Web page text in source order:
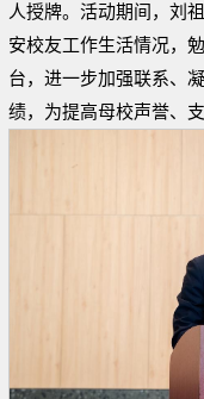
人授牌。活动期间，刘
安校友工作生活情况，
台，进一步加强联系、
绩，为提高母校声誉、